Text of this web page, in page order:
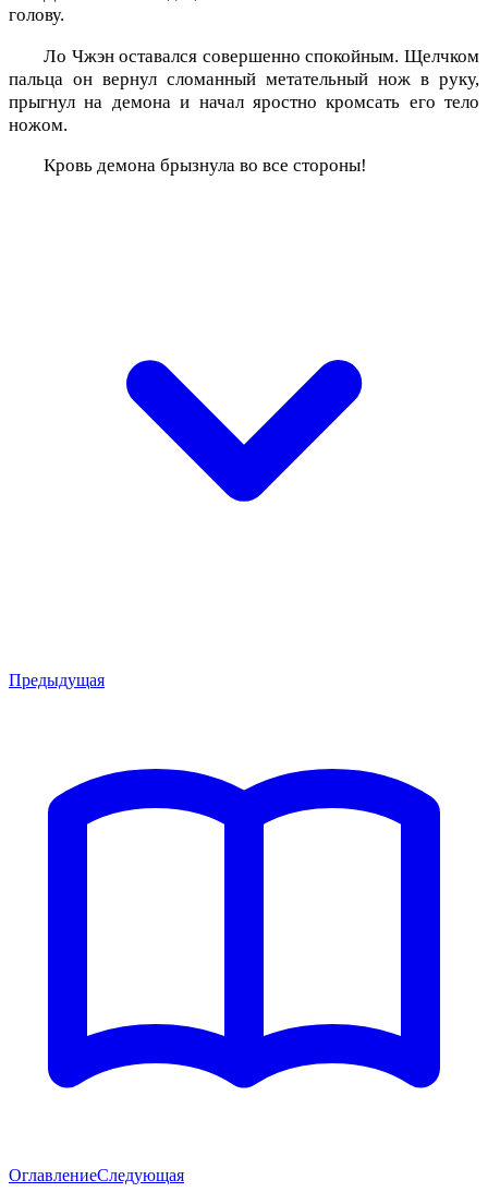
голову.
Ло Чжэн оставался совершенно спокойным. Щелчком
пальца он вернул сломанный метательный нож в руку,
прыгнул на демона и начал яростно кромсать его тело
ножом.
Кровь демона брызнула во все стороны!
Предыдущая
ОглавлениеСледующая